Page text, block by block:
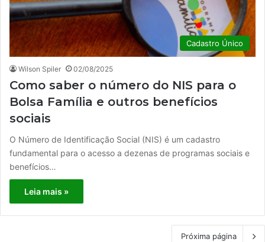
Cadastro Único
Wilson Spiler 02/08/2025
Como saber o número do NIS para o
Bolsa Família e outros benefícios
sociais
O Número de Identificação Social (NIS) é um cadastro
fundamental para o acesso a dezenas de programas sociais e
benefícios…
Leia mais »
Próxima página